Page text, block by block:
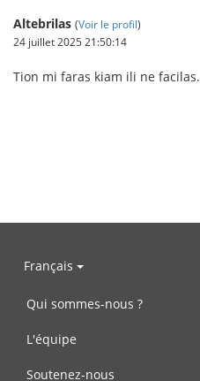
Altebrilas (Voir le profil)
24 juillet 2025 21:50:14
Tion mi faras kiam ili ne facilas.
Français
Qui sommes-nous ?
L'équipe
Soutenez-nous